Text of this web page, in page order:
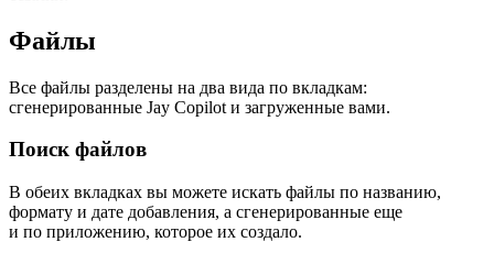
Файлы
Все файлы разделены на два вида по вкладкам:
сгенерированные Jay Copilot и загруженные вами.
Поиск файлов
В обеих вкладках вы можете искать файлы по названию,
формату и дате добавления, а сгенерированные еще
и по приложению, которое их создало.